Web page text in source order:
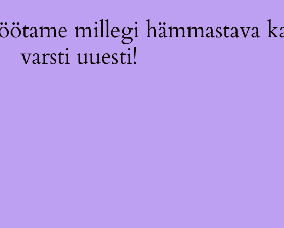
millegi hämmastava
varsti uuesti!